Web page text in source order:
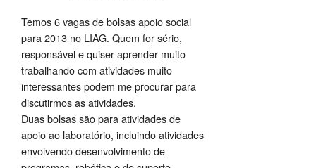
Temos 6 vagas de bolsas apoio social
para 2013 no LIAG. Quem for sério,
responsável e quiser aprender muito
trabalhando com atividades muito
interessantes podem me procurar para
discutirmos as atividades.
Duas bolsas são para atividades de
apoio ao laboratório, incluindo atividades
envolvendo desenvolvimento de